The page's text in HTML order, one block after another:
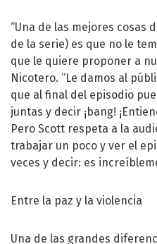
“Una de las mejores cosas
de la serie) es que no le
que le quiere proponer a
Nicotero. “Le damos al
que al final del episodio
juntas y decir ¡bang!
Pero Scott respeta a la
trabajar un poco y ver el
veces y decir: es
Entre la paz y la violencia
Una de las grandes